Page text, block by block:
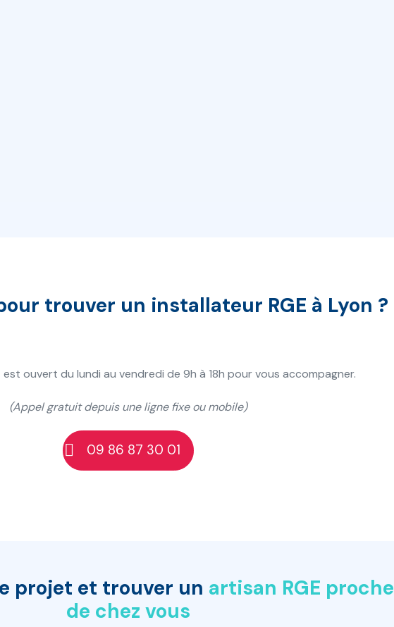
trouver un installateur RGE à Lyon ?
ouvert du lundi au vendredi de 9h à 18h pour vous accompagner.
(Appel gratuit depuis une ligne fixe ou mobile)
09 86 87 30 01
projet et trouver un artisan RGE proche
de chez vous